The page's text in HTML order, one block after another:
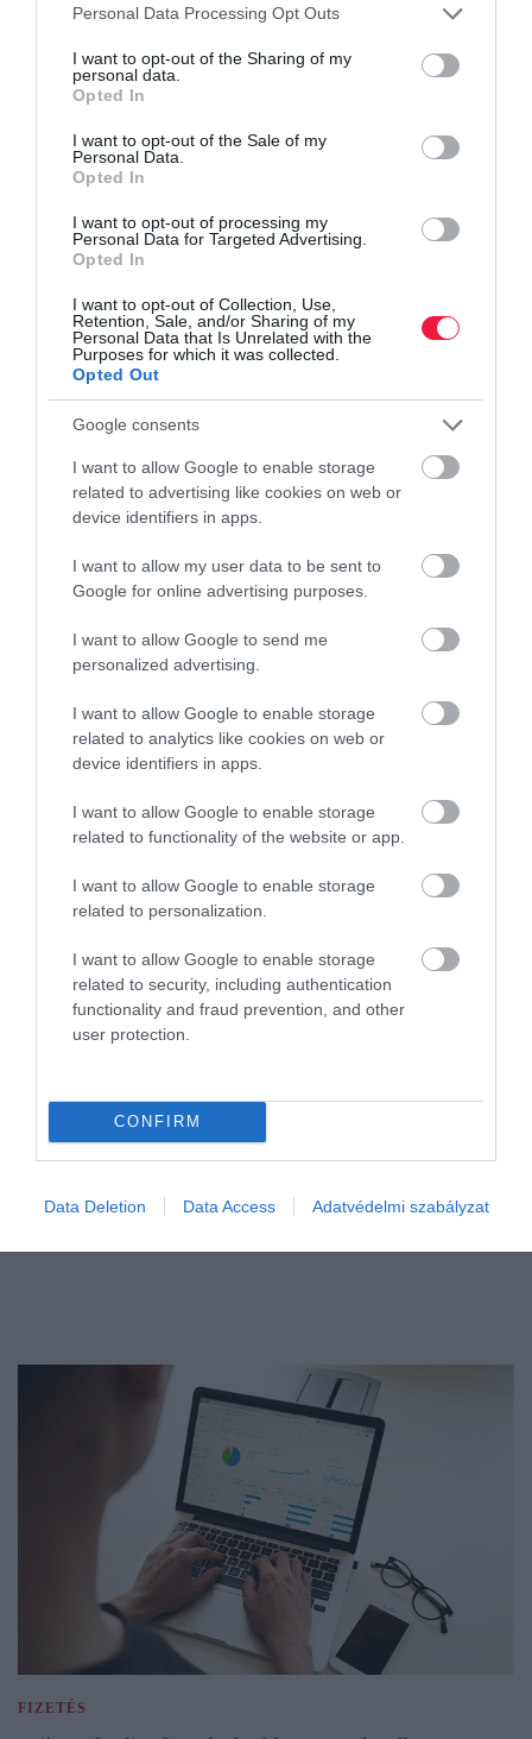
Please note that this website/app uses one or more Google
not limited to your visit or usage behaviour. You may click to
grant or deny consent to Google and its third-party tags to
use your data for below specified purposes in below Google
consent section.
Personal Data Processing Opt Outs
I want to opt-out of the Sharing of my
personal data.
Opted In
I want to opt-out of the Sale of my
Personal Data.
Opted In
I want to opt-out of processing my
Personal Data for Targeted Advertising.
Opted In
I want to opt-out of Collection, Use,
Retention, Sale, and/or Sharing of my
Personal Data that Is Unrelated with the
Purposes for which it was collected.
Opted Out
Google consents
I want to allow Google to enable storage
related to advertising like cookies on web or
device identifiers in apps.
I want to allow my user data to be sent to
Google for online advertising purposes.
I want to allow Google to send me
personalized advertising.
I want to allow Google to enable storage
related to analytics like cookies on web or
device identifiers in apps.
I want to allow Google to enable storage
related to functionality of the website or app.
I want to allow Google to enable storage
related to personalization.
I want to allow Google to enable storage
related to security, including authentication
functionality and fraud prevention, and other
user protection.
CONFIRM
Data Deletion Data Access Adatvédelmi szabályzat
törlesztőrészlet kamat lakáshitel
jelzáloghitel
A vényköteles gyógyszerek áfamentessé tétele 7 milliárd forintba
kormányszóvivői tájékoztatón, ahol azt is bejelentette, hogy a
kormány dolgozik a…
FIZETÉS